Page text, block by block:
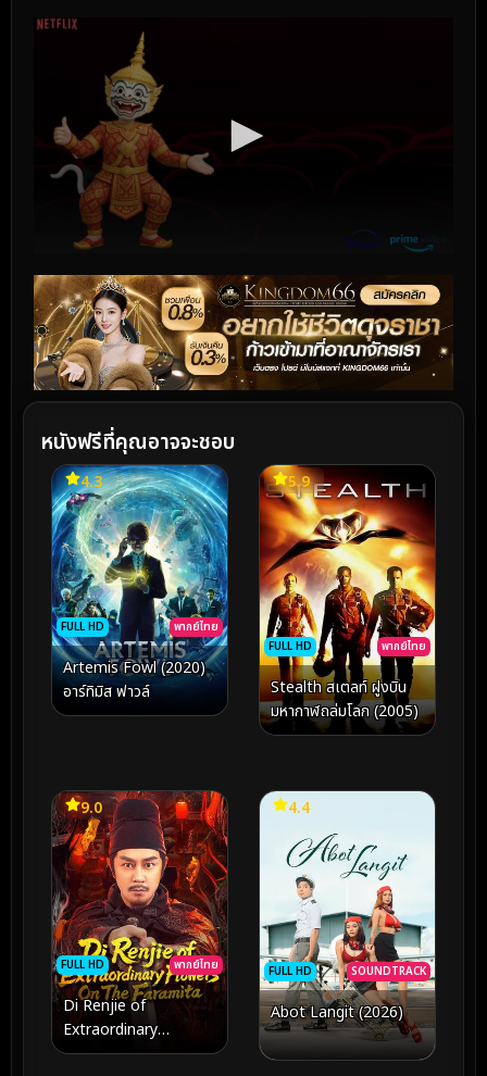
หนังฟรีที่คุณอาจจะชอบ
FULL HD พากย์ไทย
4.3
Artemis Fowl (2020)
อาร์ทิมิส ฟาวล์
FULL HD พากย์ไทย
5.9
Stealth สเตลท์ ฝูงบิน
มหากาฬถล่มโลก (2005)
FULL HD พากย์ไทย
9.0
Di Renjie of
Extraordinary
Flowers On The
FULL HD SOUNDTRACK
4.4
Abot Langit (2026)